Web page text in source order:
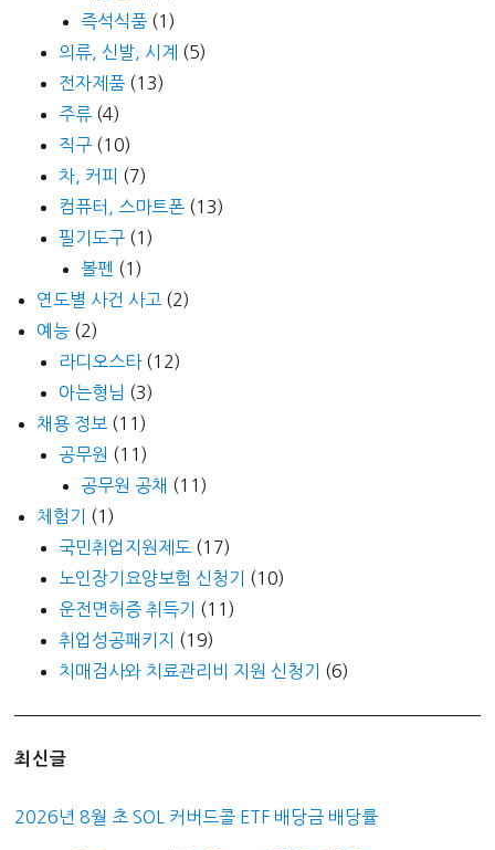
즉석식품 (1)
의류, 신발, 시계
(5)
전자제품 (13)
주류 (4)
직구 (10)
차, 커피 (7)
컴퓨터, 스마트폰 (13)
필기도구 (1)
볼펜 (1)
연도별 사건 사고 (2)
예능 (2)
라디오스타(12)
아는형님 (3)
채용 정보 (11)
공무원 (11)
공무원 공채 (11)
체험기
(1)
국민취업지원제도 (17)
노인장기요양보험 신청기
(10)
운전면허증 취득기
(11)
취업성공패키지
(19)
치매검사와 치료관리비 지원 신청기
(6)
최신글
2026년 8월 초 SOL 커버드콜 ETF 배당금 배당률